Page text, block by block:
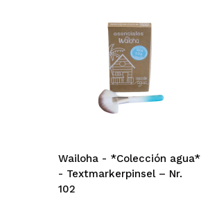
Wailoha - *Colección agua*
- Textmarkerpinsel – Nr.
102